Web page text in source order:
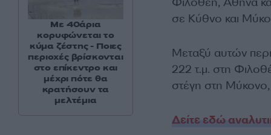
σε Κύθνο και
Μεταξύ αυτών
222 τ.μ. στη
στέγη στη Μύκονο,
Δείτε εδώ
Με 40άρια
κορυφώνεται το
κύμα ζέστης - Ποιες
περιοχές βρίσκονται
στο επίκεντρο και
μέχρι πότε θα
κρατήσουν τα
μελτέμια